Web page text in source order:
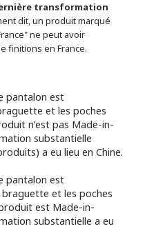
transformation
dit, un produit marqué
ne peut avoir
finitions en France.
pantalon est
et les poches
n’est pas Made-in-
substantielle
a eu lieu en Chine.
pantalon est
et les poches
est Made-in-
substantielle a eu